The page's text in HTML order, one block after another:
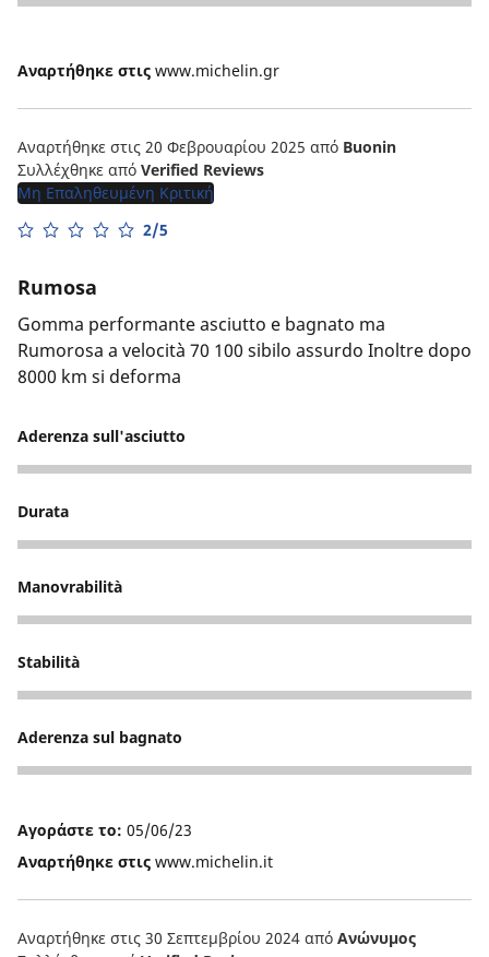
4
Αναρτήθηκε στις www.michelin.gr
Αναρτήθηκε στις 20 Φεβρουαρίου 2025 από Buonin
Συλλέχθηκε από Verified Reviews
Μη Επαληθευμένη Κριτική
2/5
Rumosa
Gomma performante asciutto e bagnato ma
Rumorosa a velocità 70 100 sibilo assurdo Inoltre dopo
8000 km si deforma
Aderenza sull'asciutto
3
Durata
3
Manovrabilità
4
Stabilità
3
Aderenza sul bagnato
3
Αγοράστε το: 05/06/23
Αναρτήθηκε στις www.michelin.it
Αναρτήθηκε στις 30 Σεπτεμβρίου 2024 από Ανώνυμος